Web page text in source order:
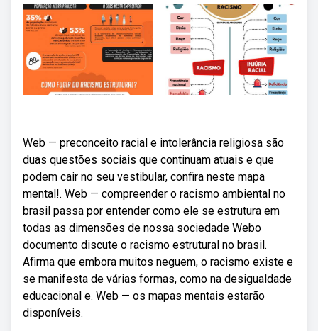
Web — preconceito racial e intolerância religiosa são
duas questões sociais que continuam atuais e que
podem cair no seu vestibular, confira neste mapa
mental!. Web — compreender o racismo ambiental no
brasil passa por entender como ele se estrutura em
todas as dimensões de nossa sociedade Webo
documento discute o racismo estrutural no brasil.
Afirma que embora muitos neguem, o racismo existe e
se manifesta de várias formas, como na desigualdade
educacional e. Web — os mapas mentais estarão
disponíveis.